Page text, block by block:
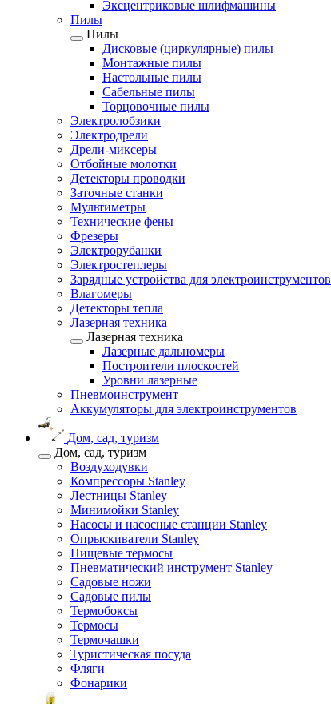
Эксцентриковые шлифмашины
Пилы
Пилы
Дисковые (циркулярные) пилы
Монтажные пилы
Настольные пилы
Сабельные пилы
Торцовочные пилы
Электролобзики
Электродрели
Дрели-миксеры
Отбойные молотки
Детекторы проводки
Заточные станки
Мультиметры
Технические фены
Фрезеры
Электрорубанки
Электростеплеры
Зарядные устройства для электроинструментов
Влагомеры
Детекторы тепла
Лазерная техника
Лазерная техника
Лазерные дальномеры
Построители плоскостей
Уровни лазерные
Пневмоинструмент
Аккумуляторы для электроинструментов
Дом, сад, туризм
Дом, сад, туризм
Воздуходувки
Компрессоры Stanley
Лестницы Stanley
Минимойки Stanley
Насосы и насосные станции Stanley
Опрыскиватели Stanley
Пищевые термосы
Пневматический инструмент Stanley
Садовые ножи
Садовые пилы
Термобоксы
Термосы
Термочашки
Туристическая посуда
Фляги
Фонарики